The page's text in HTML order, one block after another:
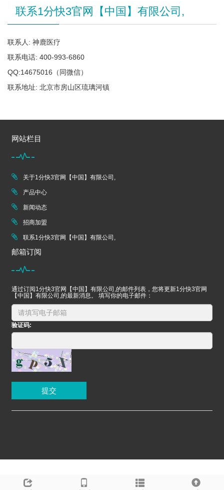
联系1分快3官网【中国】有限公司,
联系人: 神鹿医疗
联系电话: 400-993-6860
QQ:14675016（同微信）
联系地址: 北京市房山区琉璃河镇
网站栏目
关于1分快3官网【中国】有限公司,
产品中心
新闻动态
招商加盟
联系1分快3官网【中国】有限公司,
邮箱订阅
通过订阅1分快3官网【中国】有限公司,的邮件列表，您将更新1分快3官网
【中国】有限公司,的最新消息。 填写你的电子邮件：
验证码:
提交